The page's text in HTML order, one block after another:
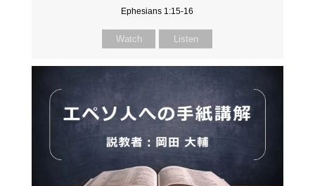
Ephesians 1:15-16
Watch Listen